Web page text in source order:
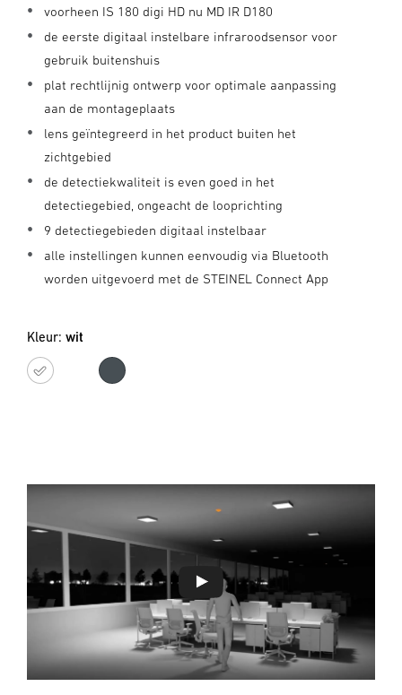
voorheen IS 180 digi HD nu MD IR D180
de eerste digitaal instelbare infraroodsensor voor
gebruik buitenshuis
plat rechtlijnig ontwerp voor optimale aanpassing
aan de montageplaats
lens geïntegreerd in het product buiten het
zichtgebied
de detectiekwaliteit is even goed in het
detectiegebied, ongeacht de looprichting
9 detectiegebieden digitaal instelbaar
alle instellingen kunnen eenvoudig via Bluetooth
worden uitgevoerd met de STEINEL Connect App
Kleur: wit
wit antraciet